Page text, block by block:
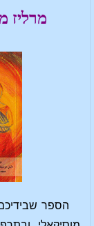
מרליז
הספר